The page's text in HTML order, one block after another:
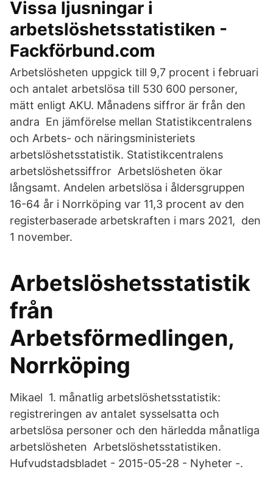
Vissa ljusningar i
arbetslöshetsstatistiken -
Fackförbund.com
Arbetslösheten uppgick till 9,7 procent i februari
och antalet arbetslösa till 530 600 personer,
mätt enligt AKU. Månadens siffror är från den
andra En jämförelse mellan Statistikcentralens
och Arbets- och näringsministeriets
arbetslöshetsstatistik. Statistikcentralens
arbetslöshetssiffror Arbetslösheten ökar
långsamt. Andelen arbetslösa i åldersgruppen
16-64 år i Norrköping var 11,3 procent av den
registerbaserade arbetskraften i mars 2021, den
1 november.
Arbetslöshetsstatistik
från
Arbetsförmedlingen,
Norrköping
Mikael 1. månatlig arbetslöshetsstatistik:
registreringen av antalet sysselsatta och
arbetslösa personer och den härledda månatliga
arbetslösheten Arbetslöshetsstatistiken.
Hufvudstadsbladet - 2015-05-28 - Nyheter -.